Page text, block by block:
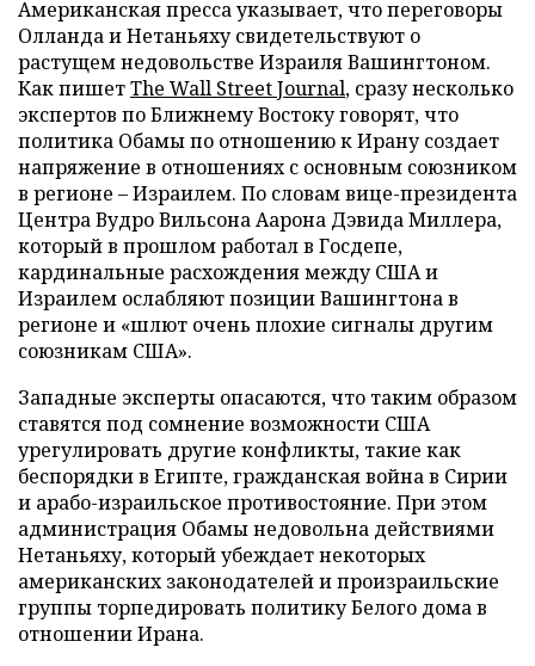
Американская пресса указывает, что переговоры
Олланда и Нетаньяху свидетельствуют о
растущем недовольстве Израиля Вашингтоном.
Как пишетThe Wall Street Journal, сразу несколько
экспертов по Ближнему Востоку говорят, что
политика Обамы по отношению к Ирану создает
напряжение в отношениях с основным союзником
в регионе – Израилем. По словам вице-президента
Центра Вудро Вильсона Аарона Дэвида Миллера,
который в прошлом работал в Госдепе,
кардинальные расхождения между США и
Израилем ослабляют позиции Вашингтона в
регионе и «шлют очень плохие сигналы другим
союзникам США».
Западные эксперты опасаются, что таким образом
ставятся под сомнение возможности США
урегулировать другие конфликты, такие как
беспорядки в Египте, гражданская война в Сирии
и арабо-израильское противостояние. При этом
администрация Обамы недовольна действиями
Нетаньяху, который убеждает некоторых
американских законодателей и произраильские
группы торпедировать политику Белого дома в
отношении Ирана.